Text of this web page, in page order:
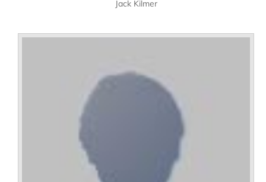
Jack Kilmer